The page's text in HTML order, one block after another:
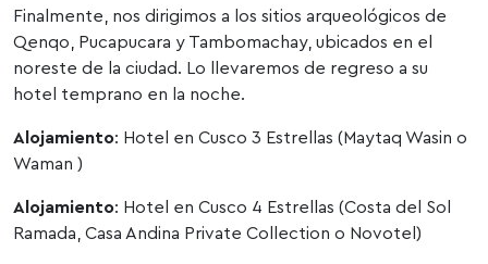
Finalmente, nos dirigimos a los sitios arqueológicos de
Qenqo, Pucapucara y Tambomachay, ubicados en el
noreste de la ciudad. Lo llevaremos de regreso a su
hotel temprano en la noche.
Alojamiento: Hotel en Cusco 3 Estrellas (Maytaq Wasin o
Waman )
Alojamiento: Hotel en Cusco 4 Estrellas (Costa del Sol
Ramada, Casa Andina Private Collection o Novotel)